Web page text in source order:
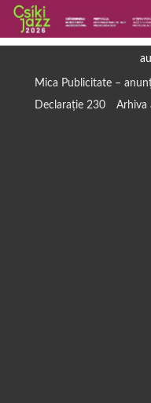
Mica Publicitate –
Declarație 230
Arhiva